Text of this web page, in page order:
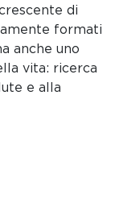
di
formati
anche uno
vita: ricerca
e alla